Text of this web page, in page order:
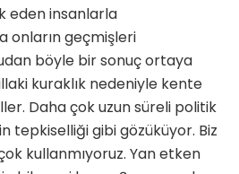
eden insanlarla
onların geçmiş­leri
böyle bir sonuç ortaya
kuraklık nedeniyle kente
Daha çok uzun süreli politik
tepki­selliği gibi gözüküyor. Biz
kullanmıyoruz. Yan et­ken